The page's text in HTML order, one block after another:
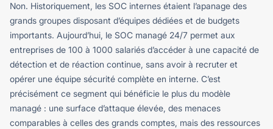
Non. Historiquement, les SOC internes étaient l’apanage des
grands groupes disposant d’équipes dédiées et de budgets
importants. Aujourd’hui, le SOC managé 24/7 permet aux
entreprises de 100 à 1000 salariés d’accéder à une capacité de
détection et de réaction continue, sans avoir à recruter et
opérer une équipe sécurité complète en interne. C’est
précisément ce segment qui bénéficie le plus du modèle
managé : une surface d’attaque élevée, des menaces
comparables à celles des grands comptes, mais des ressources